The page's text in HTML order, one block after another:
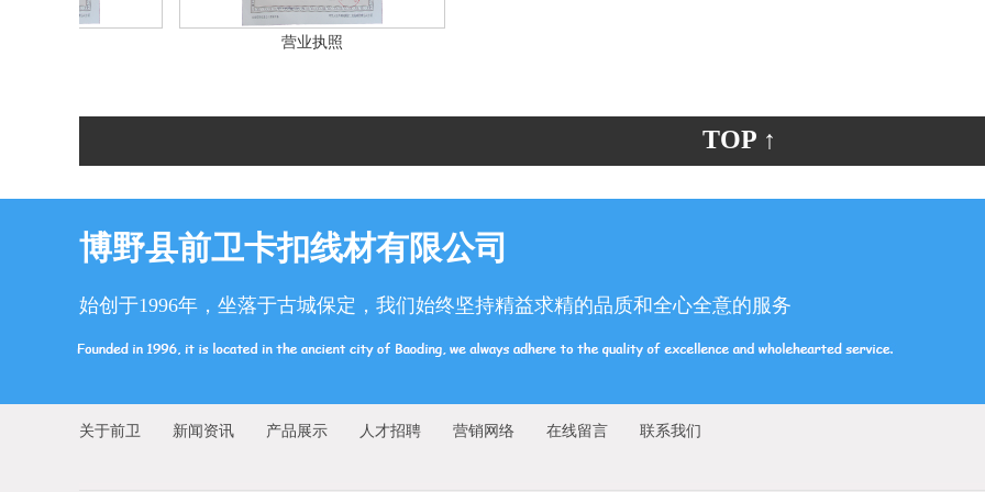
营业执照
TOP ↑
博野县前卫卡扣线材有限公司
始创于1996年，坐落于古城保定，我们始终坚持精益求精的品质和全心全意的服务
关于前卫 新闻资讯 产品展示 人才招聘 营销网络 在线留言 联系我们